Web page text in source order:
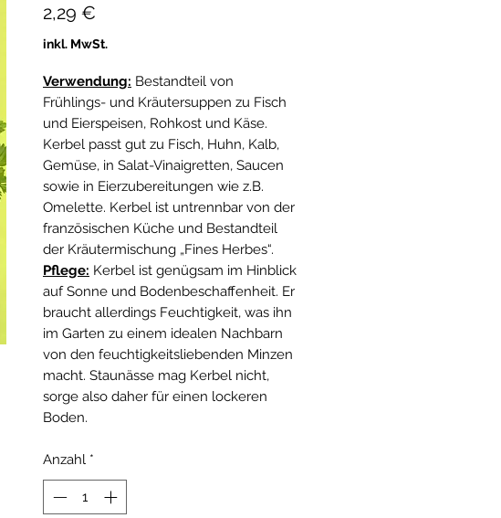
2,29 €
inkl. MwSt.
Verwendung: Bestandteil von
Frühlings- und Kräutersuppen zu Fisch
und Eierspeisen, Rohkost und Käse.
Kerbel passt gut zu Fisch, Huhn, Kalb,
Gemüse, in Salat-Vinaigretten, Saucen
sowie in Eierzubereitungen wie z.B.
Omelette. Kerbel ist untrennbar von der
französischen Küche und Bestandteil
der Kräutermischung „Fines Herbes“.
Pflege: Kerbel ist genügsam im Hinblick
auf Sonne und Bodenbeschaffenheit. Er
braucht allerdings Feuchtigkeit, was ihn
im Garten zu einem idealen Nachbarn
von den feuchtigkeitsliebenden Minzen
macht. Staunässe mag Kerbel nicht,
sorge also daher für einen lockeren
Boden.
Anzahl *